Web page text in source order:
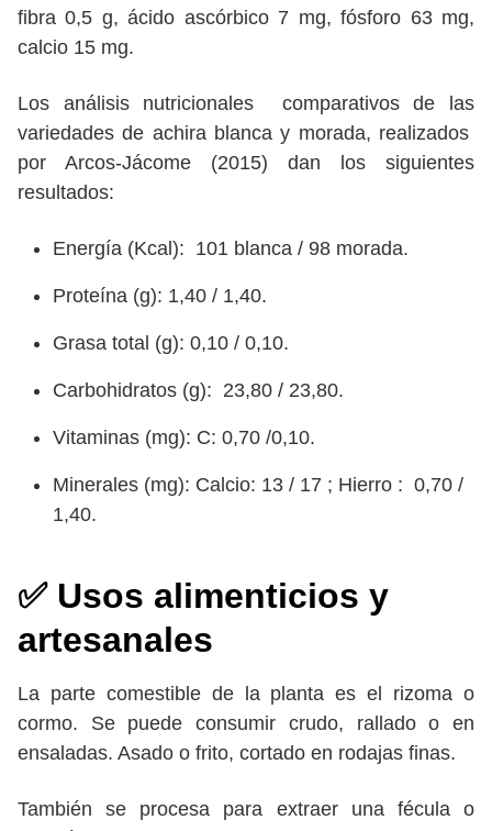
fibra 0,5 g, ácido ascórbico 7 mg, fósforo 63 mg,
calcio 15 mg.
Los análisis nutricionales comparativos de las
variedades de achira blanca y morada, realizados
por Arcos-Jácome (2015) dan los siguientes
resultados:
Energía (Kcal): 101 blanca / 98 morada.
Proteína (g): 1,40 / 1,40.
Grasa total (g): 0,10 / 0,10.
Carbohidratos (g): 23,80 / 23,80.
Vitaminas (mg): C: 0,70 /0,10.
Minerales (mg): Calcio: 13 / 17 ; Hierro : 0,70 /
1,40.
✅ Usos alimenticios y
artesanales
La parte comestible de la planta es el rizoma o
cormo. Se puede consumir crudo, rallado o en
ensaladas. Asado o frito, cortado en rodajas finas.
También se procesa para extraer una fécula o